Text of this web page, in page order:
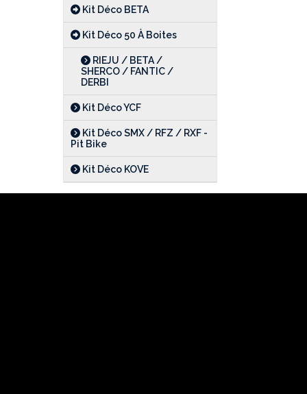
Kit Déco BETA
Kit Déco 50 À Boites
RIEJU / BETA /
SHERCO / FANTIC /
DERBI
Kit Déco YCF
Kit Déco SMX / RFZ / RXF -
Pit Bike
Kit Déco KOVE